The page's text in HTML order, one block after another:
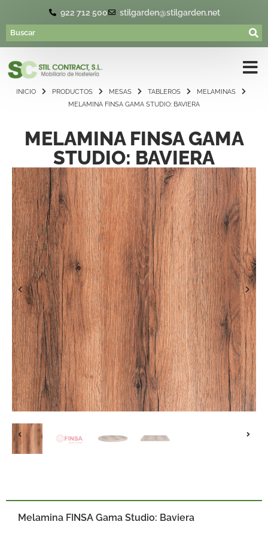
922 712 500 stilgarden@stilgarden.net
INICIO PRODUCTOS MESAS TABLEROS
MELAMINAS
MELAMINA FINSA GAMA STUDIO: BAVIERA
MELAMINA FINSA GAMA
STUDIO: BAVIERA
Melamina FINSA Gama Studio: Baviera